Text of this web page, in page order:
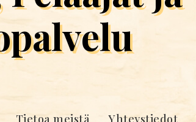
Tietoa meistä Yhteystiedot